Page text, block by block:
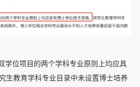
学位项目的两个学科专业原则上均应具
生教育学科专业目录中未设置博士培养